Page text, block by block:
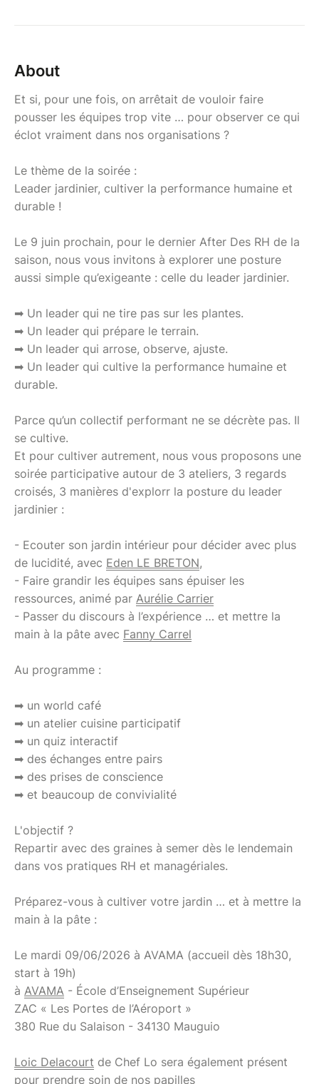
About
Et si, pour une fois, on arrêtait de vouloir faire
pousser les équipes trop vite … pour observer ce qui
éclot vraiment dans nos organisations ?
Le thème de la soirée :
Leader jardinier, cultiver la performance humaine et
durable !
Le 9 juin prochain, pour le dernier After Des RH de la
saison, nous vous invitons à explorer une posture
aussi simple qu’exigeante : celle du leader jardinier.
➡ Un leader qui ne tire pas sur les plantes.
➡ Un leader qui prépare le terrain.
➡ Un leader qui arrose, observe, ajuste.
➡ Un leader qui cultive la performance humaine et
durable.
Parce qu’un collectif performant ne se décrète pas. Il
se cultive.
Et pour cultiver autrement, nous vous proposons une
soirée participative autour de 3 ateliers, 3 regards
croisés, 3 manières d'explorr la posture du leader
jardinier :
- Ecouter son jardin intérieur pour décider avec plus
de lucidité, avec Eden LE BRETON,
- Faire grandir les équipes sans épuiser les
ressources, animé par Aurélie Carrier
- Passer du discours à l’expérience … et mettre la
main à la pâte avec Fanny Carrel
Au programme :
➡ un world café
➡ un atelier cuisine participatif
➡ un quiz interactif
➡ des échanges entre pairs
➡ des prises de conscience
➡ et beaucoup de convivialité
L'objectif ?
Repartir avec des graines à semer dès le lendemain
dans vos pratiques RH et managériales.
Préparez-vous à cultiver votre jardin … et à mettre la
main à la pâte :
Le mardi 09/06/2026 à AVAMA (accueil dès 18h30,
start à 19h)
à AVAMA - École d’Enseignement Supérieur
ZAC « Les Portes de l’Aéroport »
380 Rue du Salaison - 34130 Mauguio
Loic Delacourt de Chef Lo sera également présent
pour prendre soin de nos papilles